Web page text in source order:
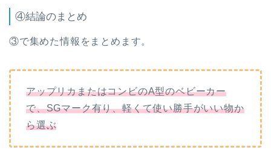
④結論のまとめ
③で集めた情報をまとめます。
アップリカまたはコンビのA型のベビーカー
で、SGマーク有り、軽くて使い勝手がいい物か
ら選ぶ